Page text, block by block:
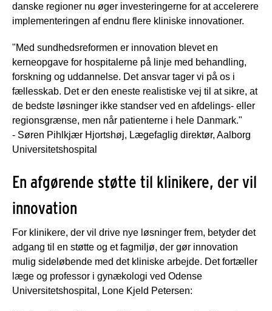
danske regioner nu øger investeringerne for at accelerere
implementeringen af endnu flere kliniske innovationer.
"Med sundhedsreformen er innovation blevet en
kerneopgave for hospitalerne på linje med behandling,
forskning og uddannelse. Det ansvar tager vi på os i
fællesskab. Det er den eneste realistiske vej til at sikre, at
de bedste løsninger ikke standser ved en afdelings- eller
regionsgrænse, men når patienterne i hele Danmark."
- Søren Pihlkjær Hjortshøj, Lægefaglig direktør, Aalborg
Universitetshospital
En afgørende støtte til klinikere, der vil
innovation
For klinikere, der vil drive nye løsninger frem, betyder det
adgang til en støtte og et fagmiljø, der gør innovation
mulig sideløbende med det kliniske arbejde. Det fortæller
læge og professor i gynækologi ved Odense
Universitetshospital, Lone Kjeld Petersen: